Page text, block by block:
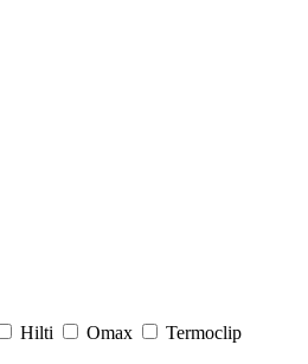
Hilti Omax
Termoclip